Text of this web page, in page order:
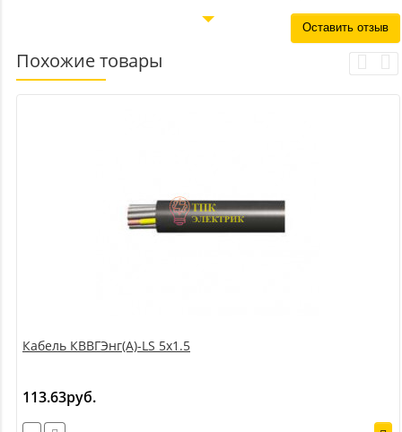
Оставить отзыв
Похожие товары
Кабель КВВГЭнг(А)-LS 5х1.5
113.63руб.